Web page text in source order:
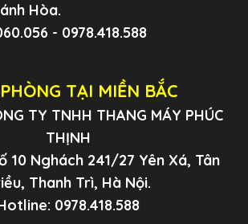
Hòa.
- 0978.418.588
TẠI MIỀN BẮC
TY TNHH THANG MÁY PHÚC
THỊNH
10 Nghách 241/27 Yên Xá, Tân
Thanh Trì, Hà Nội.
0978.418.588